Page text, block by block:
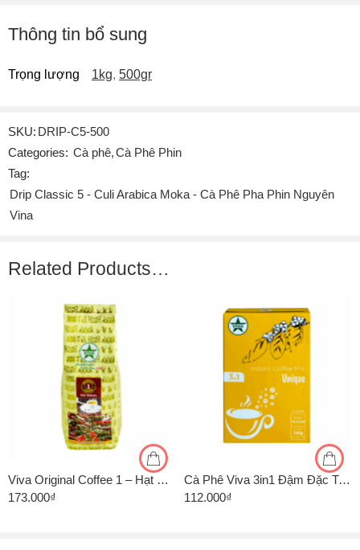
Thông tin bổ sung
Trọng lượng 1kg, 500gr
SKU: DRIP-C5-500
Categories: Cà phê,Cà Phê Phin
Tag:
Drip Classic 5 - Culi Arabica Moka - Cà Phê Pha Phin Nguyên
Vina
Related Products…
Viva Original Coffee 1 – Hạt Culi Robusta – Rang Vừa – Gói 500g
173.000₫
500gr
Cà Phê Viva 3in1 Đậm Đặc Trưng – Hộp 20 Gói X 17G
112.000₫